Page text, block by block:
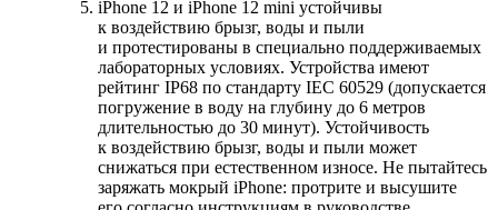
iPhone 12 и iPhone 12 mini устойчивы
к воздействию брызг, воды и пыли
и протестированы в специально поддерживаемых
лабораторных условиях. Устройства имеют
рейтинг IP68 по стандарту IEC 60529 (допускается
погружение в воду на глубину до 6 метров
длительностью до 30 минут). Устойчивость
к воздействию брызг, воды и пыли может
снижаться при естественном износе. Не пытайтесь
заряжать мокрый iPhone: протрите и высушите